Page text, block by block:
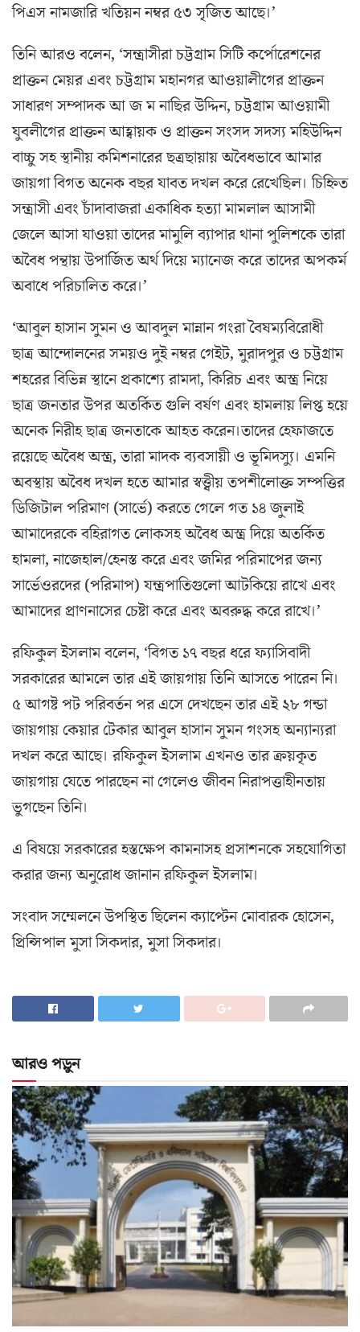
পিএস নামজারি খতিয়ন নম্বর ৫৩ সৃজিত আছে।’
তিনি আরও বলেন, ‘সন্ত্রাসীরা চট্টগ্রাম সিটি কর্পোরেশনের
প্রাক্তন মেয়র এবং চট্টগ্রাম মহানগর আওয়ালীগের প্রাক্তন
সাধারণ সম্পাদক আ জ ম নাছির উদ্দিন, চট্টগ্রাম আওয়ামী
যুবলীগের প্রাক্তন আহ্বায়ক ও প্রাক্তন সংসদ সদস্য মহিউদ্দিন
বাচ্চু সহ স্থানীয় কমিশনারের ছত্রছায়ায় অবৈধভাবে আমার
জায়গা বিগত অনেক বছর যাবত দখল করে রেখেছিল। চিহ্নিত
সন্ত্রাসী এবং চাঁদাবাজরা একাধিক হত্যা মামলাল আসামী
জেলে আসা যাওয়া তাদের মামুলি ব্যাপার থানা পুলিশকে তারা
অবৈধ পন্থায় উপার্জিত অর্থ দিয়ে ম্যানেজ করে তাদের অপকর্ম
অবাধে পরিচালিত করে।’
‘আবুল হাসান সুমন ও আবদুল মান্নান গংরা বৈষম্যবিরোধী
ছাত্র আন্দোলনের সময়ও দুই নম্বর গেইট, মুরাদপুর ও চট্টগ্রাম
শহরের বিভিন্ন স্থানে প্রকাশ্যে রামদা, কিরিচ এবং অস্ত্র নিয়ে
ছাত্র জনতার উপর অতর্কিত গুলি বর্ষণ এবং হামলায় লিপ্ত হয়ে
অনেক নিরীহ ছাত্র জনতাকে আহত করেন।তাদের হেফাজতে
রয়েছে অবৈধ অস্ত্র, তারা মাদক ব্যবসায়ী ও ভূমিদস্যু। এমনি
অবস্থায় অবৈধ দখল হতে আমার স্বত্ত্বীয় তপশীলোক্ত সম্পত্তির
ডিজিটাল পরিমাণ (সার্ভে) করতে গেলে গত ১৪ জুলাই
আমাদেরকে বহিরাগত লোকসহ অবৈধ অস্ত্র দিয়ে অতর্কিত
হামলা, নাজেহাল/হেনস্ত করে এবং জমির পরিমাপের জন্য
সার্ভেওরদের (পরিমাপ) যন্ত্রপাতিগুলো আটকিয়ে রাখে এবং
আমাদের প্রাণনাসের চেষ্টা করে এবং অবরুদ্ধ করে রাখে।’
রফিকুল ইসলাম বলেন, ‘বিগত ১৭ বছর ধরে ফ্যাসিবাদী
সরকারের আমলে তার এই জায়গায় তিনি আসতে পারেন নি।
৫ আগষ্ট পট পরিবর্তন পর এসে দেখছেন তার এই ২৮ গন্ডা
জায়গায় কেয়ার টেকার আবুল হাসান সুমন গংসহ অন্যান্যরা
দখল করে আছে। রফিকুল ইসলাম এখনও তার ক্রয়কৃত
জায়গায় যেতে পারছেন না গেলেও জীবন নিরাপত্তাহীনতায়
ভুগছেন তিনি।
এ বিষয়ে সরকারের হস্তক্ষেপ কামনাসহ প্রসাশনকে সহযোগিতা
করার জন্য অনুরোধ জানান রফিকুল ইসলাম।
সংবাদ সম্মেলনে উপস্থিত ছিলেন ক্যাপ্টেন মোবারক হোসেন,
প্রিন্সিপাল মুসা সিকদার, মুসা সিকদার।
আরও পড়ুন